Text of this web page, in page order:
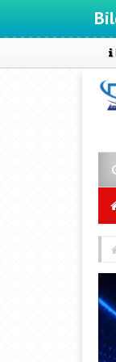
HAYAT 112